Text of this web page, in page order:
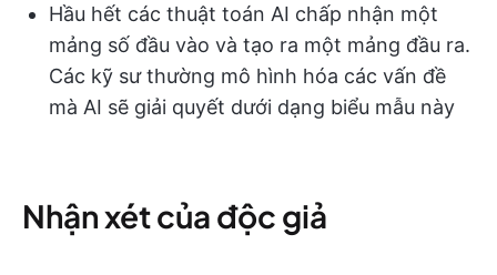
Hầu hết các thuật toán AI chấp nhận một
mảng số đầu vào và tạo ra một mảng đầu ra.
Các kỹ sư thường mô hình hóa các vấn đề
mà AI sẽ giải quyết dưới dạng biểu mẫu này
Nhận xét của độc giả